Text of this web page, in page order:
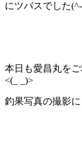
にツバスでした
本日も愛昌丸を
<(_ _)>
釣果写真の撮影